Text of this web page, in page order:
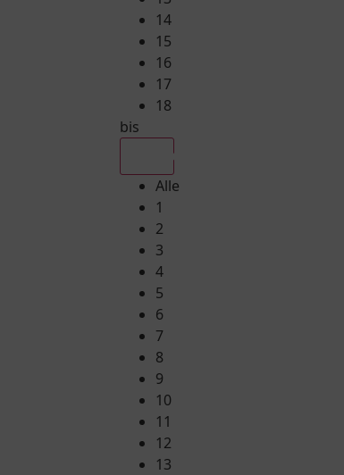
14
15
16
17
18
bis
Alle
1
2
3
4
5
6
7
8
9
10
11
12
13